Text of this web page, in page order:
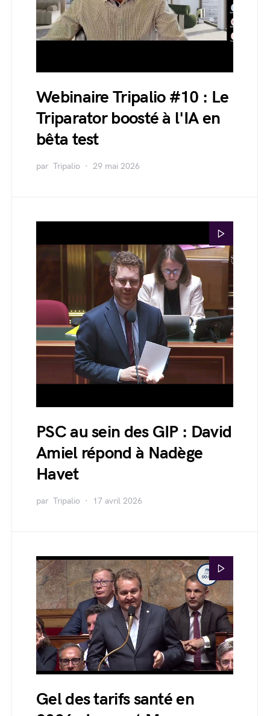
Webinaire Tripalio #10 : Le
Triparator boosté à l'IA en
bêta test
par Tripalio 29 mai 2026
PSC au sein des GIP : David
Amiel répond à Nadège
Havet
par Tripalio 17 avril 2026
Gel des tarifs santé en